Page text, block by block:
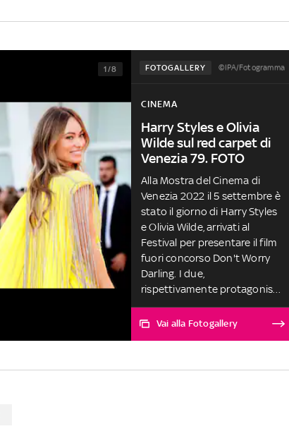
FOTOGALLERY ©IPA/Fotogramma
1/8
CINEMA
Harry Styles e Olivia
Wilde sul red carpet di
Venezia 79. FOTO
Alla Mostra del Cinema di
Venezia 2022 il 5 settembre è
stato il giorno di Harry Styles
e Olivia Wilde, arrivati al
Festival per presentare il film
fuori concorso Don't Worry
Darling. I due,
rispettivamente protagonista
e regista della pellicola, nella
vita sarebbero una coppia,
Vai alla Fotogallery